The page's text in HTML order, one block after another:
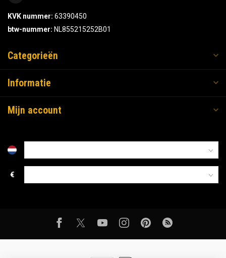
KVK nummer: 63390450
btw-nummer: NL855215252B01
Categorieën
Informatie
Mijn account
€